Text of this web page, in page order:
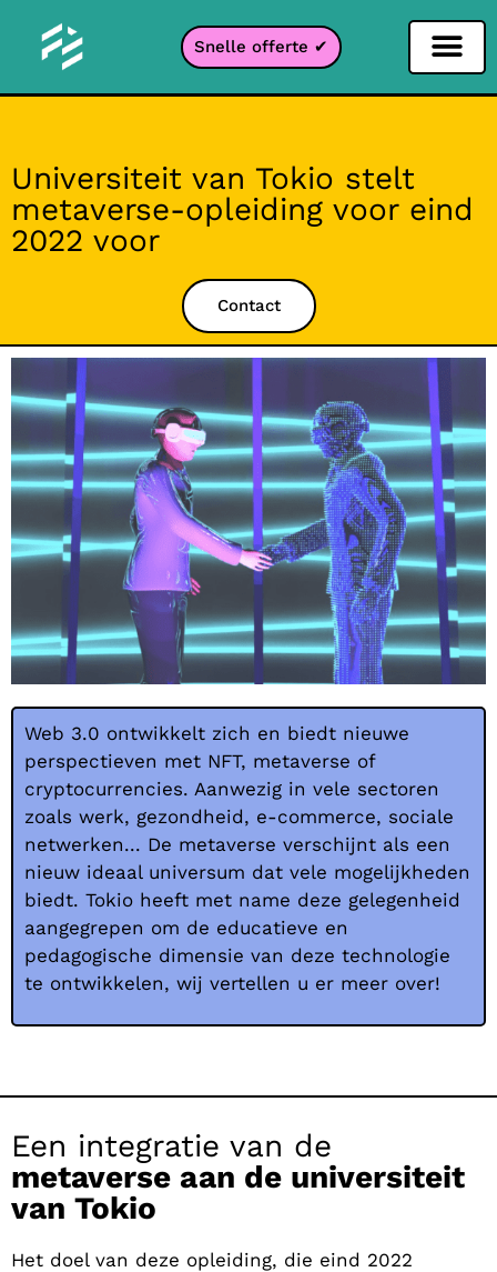
Snelle offerte ✔
Universiteit van Tokio stelt
metaverse-opleiding voor eind
2022 voor
Contact
Web 3.0 ontwikkelt zich en biedt nieuwe
perspectieven met NFT, metaverse of
cryptocurrencies. Aanwezig in vele sectoren
zoals werk, gezondheid, e-commerce, sociale
netwerken... De metaverse verschijnt als een
nieuw ideaal universum dat vele mogelijkheden
biedt. Tokio heeft met name deze gelegenheid
aangegrepen om de educatieve en
pedagogische dimensie van deze technologie
te ontwikkelen, wij vertellen u er meer over!
Een integratie van de
metaverse aan de universiteit
van Tokio
Het doel van deze opleiding, die eind 2022